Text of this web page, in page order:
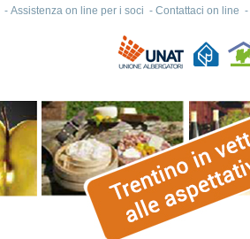
- Assistenza on line per i soci - Contattaci on line -